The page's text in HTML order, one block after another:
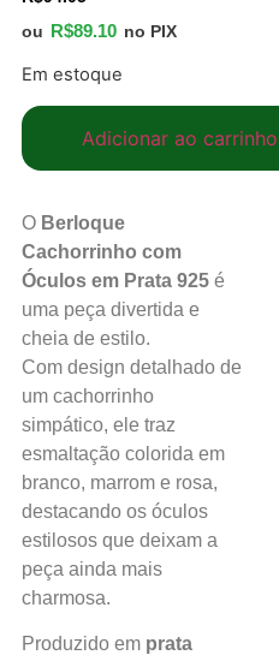
ou R$89.10 no PIX
Em estoque
Adicionar ao carrinho
O Berloque
Cachorrinho com
Óculos em Prata 925 é
uma peça divertida e
cheia de estilo.
Com design detalhado de
um cachorrinho
simpático, ele traz
esmaltação colorida em
branco, marrom e rosa,
destacando os óculos
estilosos que deixam a
peça ainda mais
charmosa.
Produzido em prata